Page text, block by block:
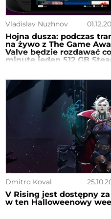
Vladislav Nuzhnov
Hojna dusza: podczas
na żywo z The Game
Valve będzie rozdawać
minutę jeden 512 GB
Dmitro Koval
V Rising jest dostępny
w ten Halloweenowy